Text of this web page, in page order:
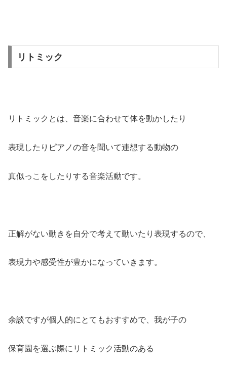
リトミック
リトミックとは、音楽に合わせて体を動かしたり
表現したりピアノの音を聞いて連想する動物の
真似っこをしたりする音楽活動です。
正解がない動きを自分で考えて動いたり表現するので、
表現力や感受性が豊かになっていきます。
余談ですが個人的にとてもおすすめで、我が子の
保育園を選ぶ際にリトミック活動のある